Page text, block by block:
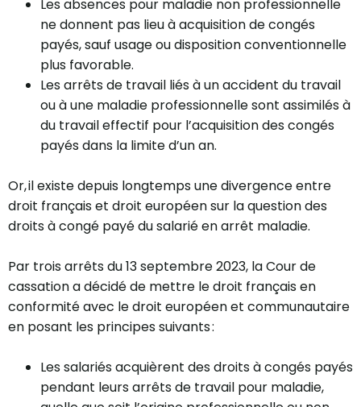
Les absences pour maladie non professionnelle
ne donnent pas lieu à acquisition de congés
payés, sauf usage ou disposition conventionnelle
plus favorable.
Les arrêts de travail liés à un accident du travail
ou à une maladie professionnelle sont assimilés à
du travail effectif pour l’acquisition des congés
payés dans la limite d’un an.
Or, il existe depuis longtemps une divergence entre
droit français et droit européen sur la question des
droits à congé payé du salarié en arrêt maladie.
Par trois arrêts du 13 septembre 2023, la Cour de
cassation a décidé de mettre le droit français en
conformité avec le droit européen et communautaire
en posant les principes suivants :
Les salariés acquièrent des droits à congés payés
pendant leurs arrêts de travail pour maladie,